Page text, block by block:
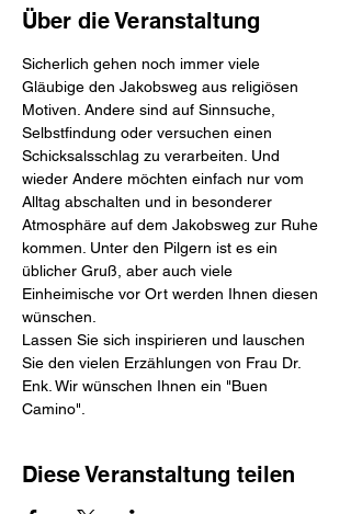
Über die Veranstaltung
Sicherlich gehen noch immer viele
Gläubige den Jakobsweg aus religiösen
Motiven. Andere sind auf Sinnsuche,
Selbstfindung oder versuchen einen
Schicksalsschlag zu verarbeiten. Und
wieder Andere möchten einfach nur vom
Alltag abschalten und in besonderer
Atmosphäre auf dem Jakobsweg zur Ruhe
kommen. Unter den Pilgern ist es ein
üblicher Gruß, aber auch viele
Einheimische vor Ort werden Ihnen diesen
wünschen.
Lassen Sie sich inspirieren und lauschen
Sie den vielen Erzählungen von Frau Dr.
Enk. Wir wünschen Ihnen ein "Buen
Camino".
Diese Veranstaltung teilen